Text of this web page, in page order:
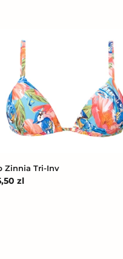
Zinnia Tri-Inv
zl